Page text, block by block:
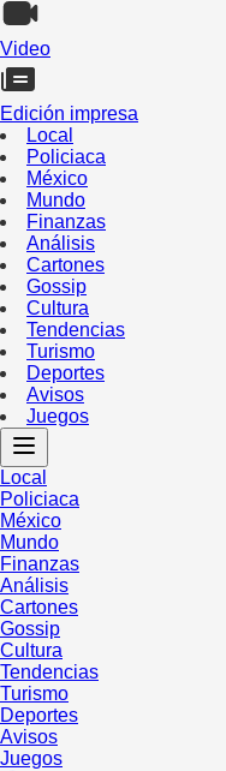
Video
Edición impresa
Local
Policiaca
México
Mundo
Finanzas
Análisis
Cartones
Gossip
Cultura
Tendencias
Turismo
Deportes
Avisos
Juegos
Local
Policiaca
México
Mundo
Finanzas
Análisis
Cartones
Gossip
Cultura
Tendencias
Turismo
Deportes
Avisos
Juegos